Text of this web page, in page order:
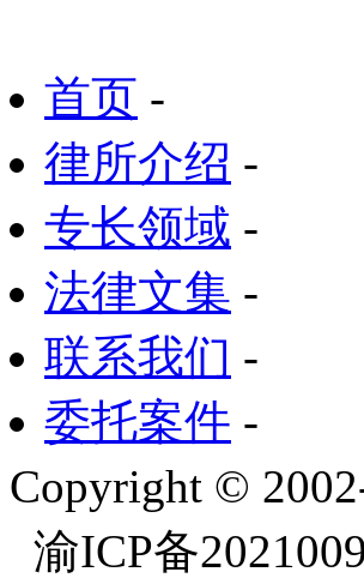
首页 -
律所介绍 -
专长领域 -
法律文集 -
联系我们 -
委托案件 -
Copyright ©
渝ICP备